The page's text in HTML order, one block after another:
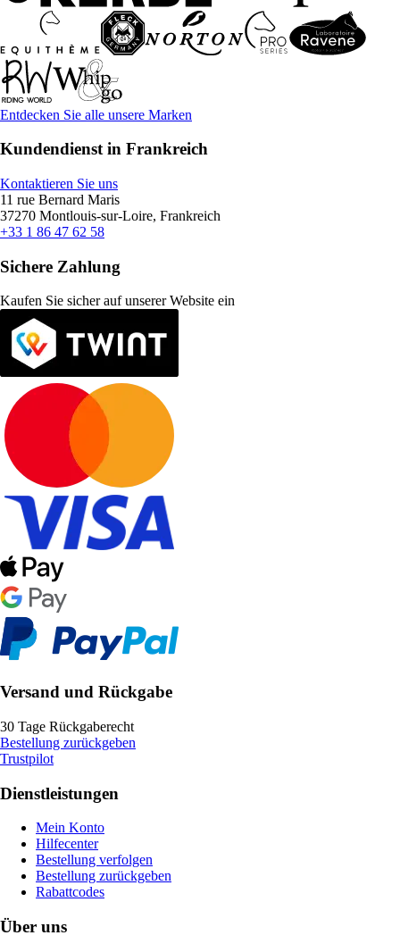
Entdecken Sie alle unsere Marken
Kundendienst in Frankreich
Kontaktieren Sie uns
11 rue Bernard Maris
37270 Montlouis-sur-Loire, Frankreich
+33 1 86 47 62 58
Sichere Zahlung
Kaufen Sie sicher auf unserer Website ein
Versand und Rückgabe
30 Tage Rückgaberecht
Bestellung zurückgeben
Trustpilot
Dienstleistungen
Mein Konto
Hilfecenter
Bestellung verfolgen
Bestellung zurückgeben
Rabattcodes
Über uns